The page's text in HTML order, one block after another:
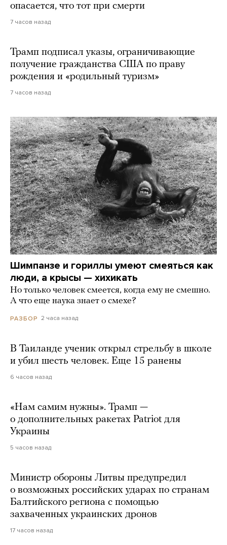
опасается, что тот при смерти
7 часов назад
Трамп подписал указы, ограничивающие
получение гражданства США по праву
рождения и «родильный туризм»
7 часов назад
Шимпанзе и гориллы умеют смеяться как
люди, а крысы — хихикать
Но только человек смеется, когда ему не смешно.
А что еще наука знает о смехе?
РАЗБОР 2 часа назад
В Таиланде ученик открыл стрельбу в школе
и убил шесть человек. Еще 15 ранены
6 часов назад
«Нам самим нужны». Трамп —
о дополнительных ракетах Patriot для
Украины
5 часов назад
Министр обороны Литвы предупредил
о возможных российских ударах по странам
Балтийского региона с помощью
захваченных украинских дронов
17 часов назад